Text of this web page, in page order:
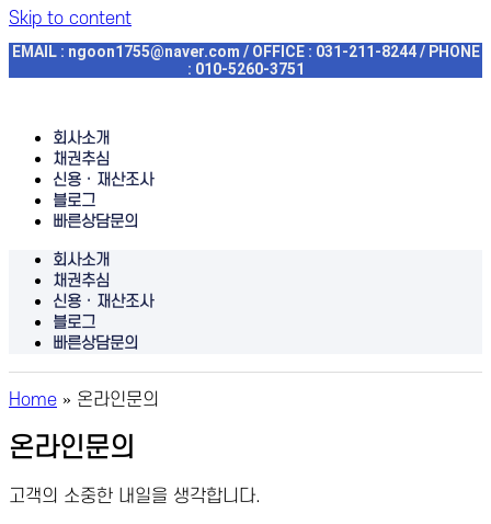
Skip to content
EMAIL : ngoon1755@naver.com / OFFICE : 031-211-8244 / PHONE
: 010-5260-3751
회사소개
채권추심
신용 · 재산조사
블로그
빠른상담문의
회사소개
채권추심
신용 · 재산조사
블로그
빠른상담문의
Home » 온라인문의
온라인문의
고객의 소중한 내일을 생각합니다.